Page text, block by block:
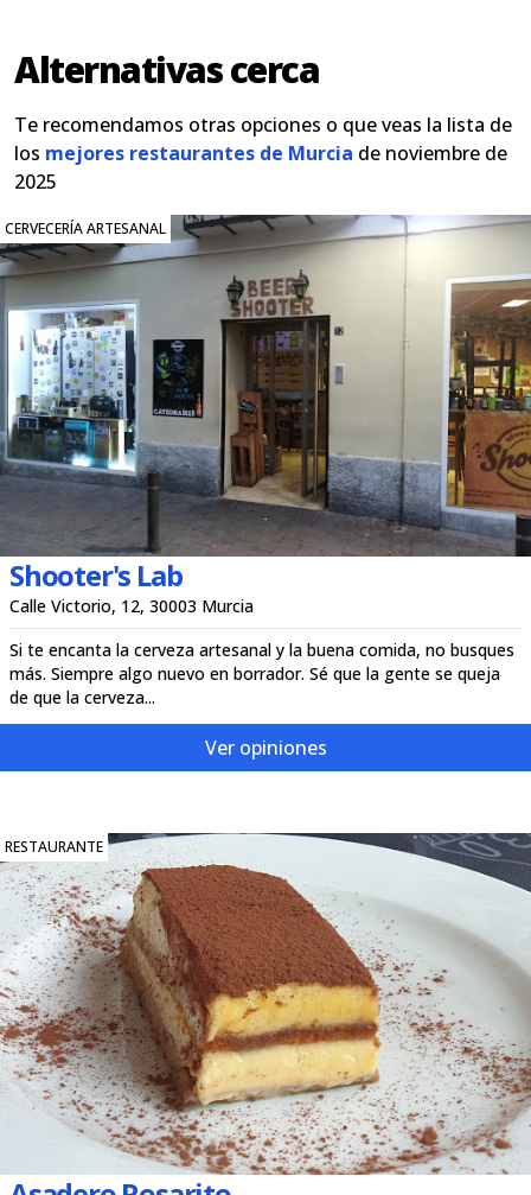
Alternativas cerca
Te recomendamos otras opciones o que veas la lista de
los mejores restaurantes de Murcia de noviembre de
2025
CERVECERÍA ARTESANAL
Shooter's Lab
Calle Victorio, 12, 30003 Murcia
Si te encanta la cerveza artesanal y la buena comida, no busques
más. Siempre algo nuevo en borrador. Sé que la gente se queja
de que la cerveza...
Ver opiniones
RESTAURANTE